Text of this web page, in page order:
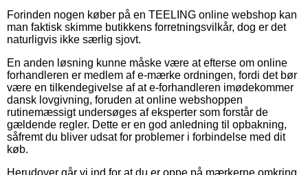
Forinden nogen køber på en TEELING online webshop kan
man faktisk skimme butikkens forretningsvilkår, dog er det
naturligvis ikke særlig sjovt.
En anden løsning kunne måske være at efterse om online
forhandleren er medlem af e-mærke ordningen, fordi det bør
være en tilkendegivelse af at e-forhandleren imødekommer
dansk lovgivning, foruden at online webshoppen
rutinemæssigt undersøges af eksperter som forstår de
gældende regler. Dette er en god anledning til opbakning,
såfremt du bliver udsat for problemer i forbindelse med dit
køb.
Herudover går vi ind for at du er oppe på mærkerne omkring